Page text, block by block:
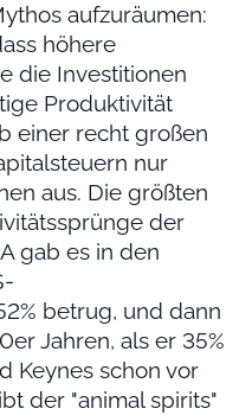
aufzuräumen:
höhere
die Investitionen
Produktivität
einer recht großen
nur
aus. Die größten
der
gab es in den
betrug, und dann
Jahren, als er 35%
Keynes schon vor
der "animal spirits"